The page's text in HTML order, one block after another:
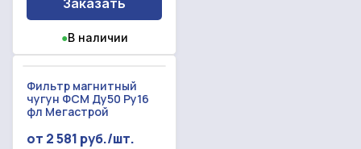
●В наличии
Фильтр магнитный
чугун ФСМ Ду50 Ру16
фл Мегастрой
от 2 581 руб./шт.